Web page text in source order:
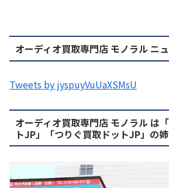
オーディオ買取専門店 モノラル ニ
Tweets by jyspuyVuUaXSMsU
オーディオ買取専門店 モノラル は
トJP」「つりぐ買取ドットJP」の